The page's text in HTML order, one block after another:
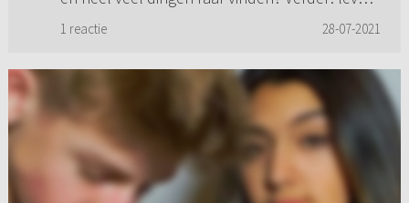
1 reactie 28-07-2021